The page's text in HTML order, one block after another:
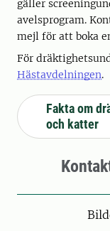
gäller
avelsprogram.
mejl för att boka
För
Hästavdelningen.
Fakta om
och katter